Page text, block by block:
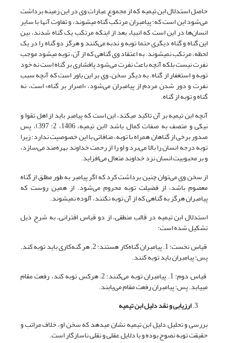
حاصل استدلال ابن تیمیه که از مجموع عبارات وی در این زمینه برداشت
می‌شود این است که؛ پیامبران مرتکب گناه می‎شوند، و تفاوت آنها با سایر
انسان‌ها در این است که انبیاء بعد از اینکه مرتکب یک گناه شدند، بین
این گناه و گناه دیگری حتما توبه و ندبه می‌کنند و هرگز دو گناه را در یک
لحظه، مرتکب نمی‎شوند. به اعتقاد وی گناهی که از آن، توبه می‎شود موجب
نفرت نیست بلکه آنچه باعث نفرت می‌شود پافشاری بر گناه است نه خود
توبه و استغفار از گناه. به دیگر سخن، وی بر این باور است که آنچه سبب
نفرت و دور شدن مردم از پیامبران می‌شود، «اصرار بر گناه» است، نه
گناه و توبه از گناه.
آنچه ابن تیمیه بر آن تاکید می‎کند، این است که پیامبر باید از اهل تقوا و
نیکی و متصف به صفات کمال باشد (ابن تیمیه، 1406، 2: 397)، پس
صدور برخی از گناهان همراه با توبه، منافاتی با این خصوصیت ندارد؛ زیرا
توبه درجه انسان را بالا می‌برد و او را از رحمت خداوند بهره‌مند می‌سازد،
و بر محبوبیت انسان نزد خداوند متعال می‌افزاید.
از سخن وی می‌توان چنین برداشت کرد که اگر پیامبر به طور مطلق از گناه
معصوم باشد، از فضیلت توبه محروم می‌شود. از همین روست که
پیامبران هرگز به گناهی که از آن توبه نکنند، آلوده نمی‎شوند.
استدلال ابن تیمیه در قالب منطقی، از دو قیاس اقترانی، به شرح ذیل
تشکیل شده است:
قیاس نخست: 1. پیامبران گناه‌کار هستند؛ 2. هر گنه‌کاری باید توبه کند.
پس: پیامبران باید توبه کنند.
قیاس دوم: 1. پیامبران توبه می‌کنند؛ 2. هرکس توبه کند، رفعت مقام
می‎یابد. پس: پیامبران رفعت مقام می‌یابند.
ارزیابی و نقد دلیل ابن تیمیه
بررسی و تحلیل دلیل ابن تیمیه نشان می‎دهد که سخن او، خلاف مراتب و
حقیقت توبه نصوح بوده و با دلایل عقلی و نقلی ناسازگار است.